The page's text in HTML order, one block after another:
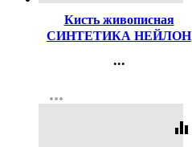
Кисть живописная
СИНТЕТИКА НЕЙЛОН
...
Регистрация
more_horiz
equalizer